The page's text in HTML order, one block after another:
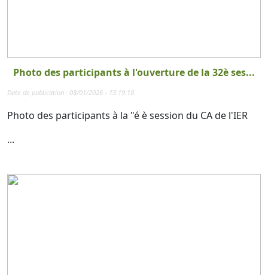
Photo des participants à l'ouverture de la 32è ses...
Date de publication : 08/01/2026 - 13:19:18
Photo des participants à la "é è session du CA de l'IER
...